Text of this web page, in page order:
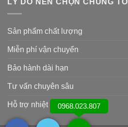
LÝ DO NÊN CHỌN CHÚNG TÔI
Sản phẩm chất lượng
Miễn phí vận chuyển
Bảo hành dài hạn
Tư vấn chuyên sâu
Hỗ trợ nhiệt tình0968.023.807